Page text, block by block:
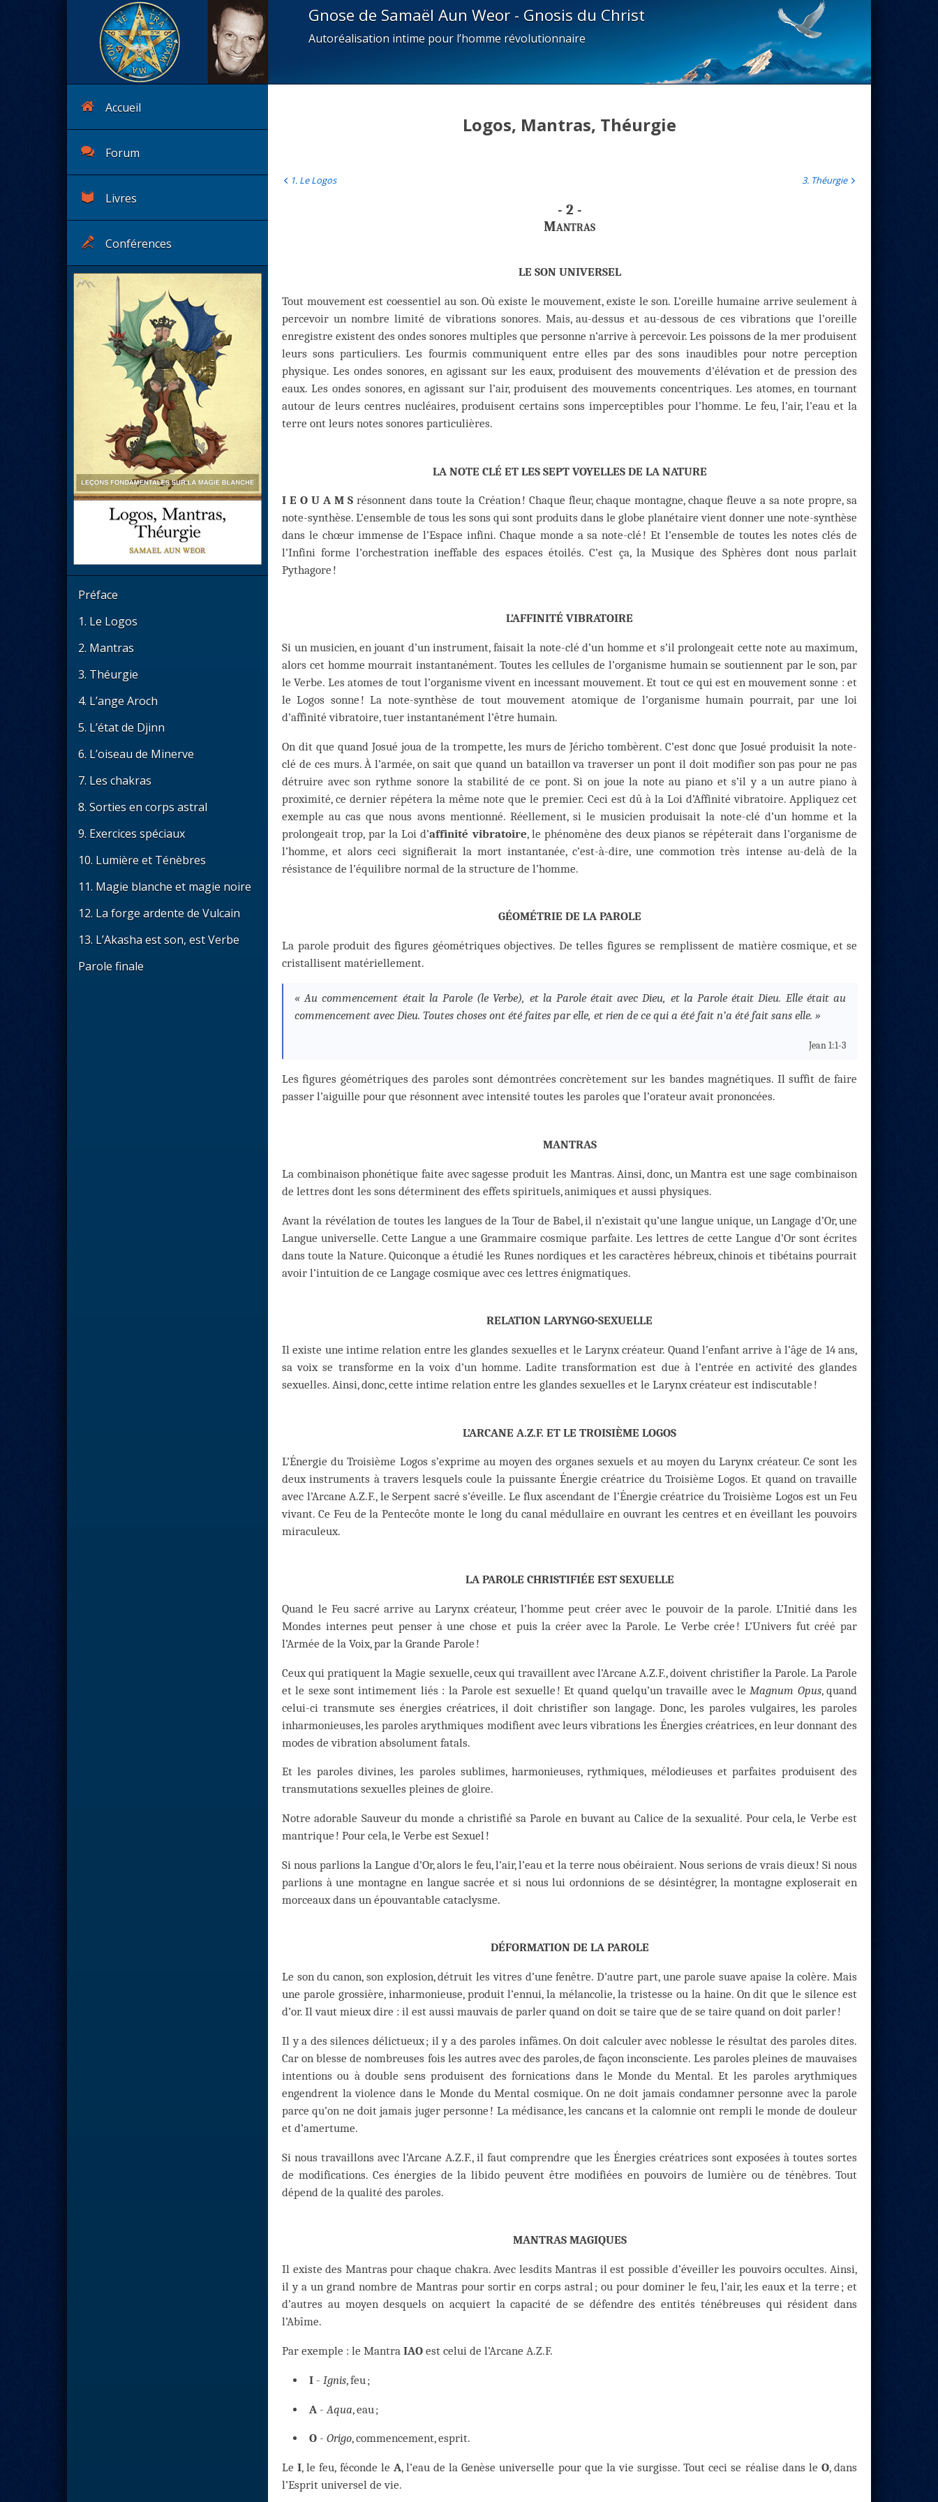
Gnose de Samaël Aun Weor - Gnosis du Christ
Autoréalisation intime pour l’homme révolutionnaire
Accueil
Forum
Livres
Conférences
Préface
1. Le Logos
2. Mantras
3. Théurgie
4. L’ange Aroch
5. L’état de Djinn
6. L’oiseau de Minerve
7. Les chakras
8. Sorties en corps astral
9. Exercices spéciaux
10. Lumière et Ténèbres
11. Magie blanche et magie noire
12. La forge ardente de Vulcain
13. L’Akasha est son, est Verbe
Parole finale
Logos, Mantras, Théurgie
1. Le Logos 3. Théurgie
- 2 -
Mantras
LE SON UNIVERSEL
Tout mouvement est coessentiel au son. Où existe le mouvement, existe le son. L’oreille humaine arrive seulement à
percevoir un nombre limité de vibrations sonores. Mais, au-dessus et au-dessous de ces vibrations que l’oreille
enregistre existent des ondes sonores multiples que personne n’arrive à percevoir. Les poissons de la mer produisent
leurs sons particuliers. Les fourmis communiquent entre elles par des sons inaudibles pour notre perception
physique. Les ondes sonores, en agissant sur les eaux, produisent des mouvements d’élévation et de pression des
eaux. Les ondes sonores, en agissant sur l’air, produisent des mouvements concentriques. Les atomes, en tournant
autour de leurs centres nucléaires, produisent certains sons imperceptibles pour l’homme. Le feu, l’air, l’eau et la
terre ont leurs notes sonores particulières.
LA NOTE CLÉ ET LES SEPT VOYELLES DE LA NATURE
I E O U A M S résonnent dans toute la Création ! Chaque fleur, chaque montagne, chaque fleuve a sa note propre, sa
note-synthèse. L’ensemble de tous les sons qui sont produits dans le globe planétaire vient donner une note-synthèse
dans le chœur immense de l’Espace infini. Chaque monde a sa note-clé ! Et l’ensemble de toutes les notes clés de
l’Infini forme l’orchestration ineffable des espaces étoilés. C’est ça, la Musique des Sphères dont nous parlait
Pythagore !
L’AFFINITÉ VIBRATOIRE
Si un musicien, en jouant d’un instrument, faisait la note-clé d’un homme et s’il prolongeait cette note au maximum,
alors cet homme mourrait instantanément. Toutes les cellules de l’organisme humain se soutiennent par le son, par
le Verbe. Les atomes de tout l’organisme vivent en incessant mouvement. Et tout ce qui est en mouvement sonne : et
le Logos sonne ! La note-synthèse de tout mouvement atomique de l’organisme humain pourrait, par une loi
d’affinité vibratoire, tuer instantanément l’être humain.
On dit que quand Josué joua de la trompette, les murs de Jéricho tombèrent. C’est donc que Josué produisit la note-
clé de ces murs. À l’armée, on sait que quand un bataillon va traverser un pont il doit modifier son pas pour ne pas
détruire avec son rythme sonore la stabilité de ce pont. Si on joue la note au piano et s’il y a un autre piano à
proximité, ce dernier répétera la même note que le premier. Ceci est dû à la Loi d’Affinité vibratoire. Appliquez cet
exemple au cas que nous avons mentionné. Réellement, si le musicien produisait la note-clé d’un homme et la
prolongeait trop, par la Loi d’affinité vibratoire, le phénomène des deux pianos se répéterait dans l’organisme de
l’homme, et alors ceci signifierait la mort instantanée, c’est-à-dire, une commotion très intense au-delà de la
résistance de l’équilibre normal de la structure de l’homme.
GÉOMÉTRIE DE LA PAROLE
La parole produit des figures géométriques objectives. De telles figures se remplissent de matière cosmique, et se
cristallisent matériellement.
« Au commencement était la Parole (le Verbe), et la Parole était avec Dieu, et la Parole était Dieu. Elle était au
commencement avec Dieu. Toutes choses ont été faites par elle, et rien de ce qui a été fait n’a été fait sans elle. »
Jean 1:1-3
Les figures géométriques des paroles sont démontrées concrètement sur les bandes magnétiques. Il suffit de faire
passer l’aiguille pour que résonnent avec intensité toutes les paroles que l’orateur avait prononcées.
MANTRAS
La combinaison phonétique faite avec sagesse produit les Mantras. Ainsi, donc, un Mantra est une sage combinaison
de lettres dont les sons déterminent des effets spirituels, animiques et aussi physiques.
Avant la révélation de toutes les langues de la Tour de Babel, il n’existait qu’une langue unique, un Langage d’Or, une
Langue universelle. Cette Langue a une Grammaire cosmique parfaite. Les lettres de cette Langue d’Or sont écrites
dans toute la Nature. Quiconque a étudié les Runes nordiques et les caractères hébreux, chinois et tibétains pourrait
avoir l’intuition de ce Langage cosmique avec ces lettres énigmatiques.
RELATION LARYNGO-SEXUELLE
Il existe une intime relation entre les glandes sexuelles et le Larynx créateur. Quand l’enfant arrive à l’âge de 14 ans,
sa voix se transforme en la voix d’un homme. Ladite transformation est due à l’entrée en activité des glandes
sexuelles. Ainsi, donc, cette intime relation entre les glandes sexuelles et le Larynx créateur est indiscutable !
L’ARCANE A.Z.F. ET LE TROISIÈME LOGOS
L’Énergie du Troisième Logos s’exprime au moyen des organes sexuels et au moyen du Larynx créateur. Ce sont les
deux instruments à travers lesquels coule la puissante Énergie créatrice du Troisième Logos. Et quand on travaille
avec l’Arcane A.Z.F., le Serpent sacré s’éveille. Le flux ascendant de l’Énergie créatrice du Troisième Logos est un Feu
vivant. Ce Feu de la Pentecôte monte le long du canal médullaire en ouvrant les centres et en éveillant les pouvoirs
miraculeux.
LA PAROLE CHRISTIFIÉE EST SEXUELLE
Quand le Feu sacré arrive au Larynx créateur, l’homme peut créer avec le pouvoir de la parole. L’Initié dans les
Mondes internes peut penser à une chose et puis la créer avec la Parole. Le Verbe crée ! L’Univers fut créé par
l’Armée de la Voix, par la Grande Parole !
Ceux qui pratiquent la Magie sexuelle, ceux qui travaillent avec l’Arcane A.Z.F., doivent christifier la Parole. La Parole
et le sexe sont intimement liés : la Parole est sexuelle ! Et quand quelqu’un travaille avec le Magnum Opus, quand
celui-ci transmute ses énergies créatrices, il doit christifier son langage. Donc, les paroles vulgaires, les paroles
inharmonieuses, les paroles arythmiques modifient avec leurs vibrations les Énergies créatrices, en leur donnant des
modes de vibration absolument fatals.
Et les paroles divines, les paroles sublimes, harmonieuses, rythmiques, mélodieuses et parfaites produisent des
transmutations sexuelles pleines de gloire.
Notre adorable Sauveur du monde a christifié sa Parole en buvant au Calice de la sexualité. Pour cela, le Verbe est
mantrique ! Pour cela, le Verbe est Sexuel !
Si nous parlions la Langue d’Or, alors le feu, l’air, l’eau et la terre nous obéiraient. Nous serions de vrais dieux ! Si nous
parlions à une montagne en langue sacrée et si nous lui ordonnions de se désintégrer, la montagne exploserait en
morceaux dans un épouvantable cataclysme.
DÉFORMATION DE LA PAROLE
Le son du canon, son explosion, détruit les vitres d’une fenêtre. D’autre part, une parole suave apaise la colère. Mais
une parole grossière, inharmonieuse, produit l’ennui, la mélancolie, la tristesse ou la haine. On dit que le silence est
d’or. Il vaut mieux dire : il est aussi mauvais de parler quand on doit se taire que de se taire quand on doit parler !
Il y a des silences délictueux ; il y a des paroles infâmes. On doit calculer avec noblesse le résultat des paroles dites.
Car on blesse de nombreuses fois les autres avec des paroles, de façon inconsciente. Les paroles pleines de mauvaises
intentions ou à double sens produisent des fornications dans le Monde du Mental. Et les paroles arythmiques
engendrent la violence dans le Monde du Mental cosmique. On ne doit jamais condamner personne avec la parole
parce qu’on ne doit jamais juger personne ! La médisance, les cancans et la calomnie ont rempli le monde de douleur
et d’amertume.
Si nous travaillons avec l’Arcane A.Z.F., il faut comprendre que les Énergies créatrices sont exposées à toutes sortes
de modifications. Ces énergies de la libido peuvent être modifiées en pouvoirs de lumière ou de ténèbres. Tout
dépend de la qualité des paroles.
MANTRAS MAGIQUES
Il existe des Mantras pour chaque chakra. Avec lesdits Mantras il est possible d’éveiller les pouvoirs occultes. Ainsi,
il y a un grand nombre de Mantras pour sortir en corps astral ; ou pour dominer le feu, l’air, les eaux et la terre ; et
d’autres au moyen desquels on acquiert la capacité de se défendre des entités ténébreuses qui résident dans
l’Abîme.
Par exemple : le Mantra IAO est celui de l’Arcane A.Z.F.
I- Ignis, feu ;
A - Aqua, eau ;
O- Origo, commencement, esprit.
LeI, le feu, féconde le A, l’eau de la Genèse universelle pour que la vie surgisse. Tout ceci se réalise dans le O, dans
l’Esprit universel de vie.